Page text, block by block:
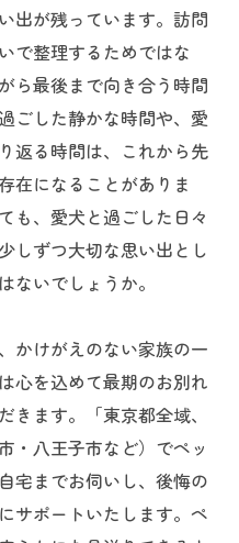
出が残っています。訪問
で整理するためではな
ら最後まで向き合う時間
ごした静かな時間や、愛
返る時間は、これから先
在になることがありま
も、愛犬と過ごした日々
しずつ大切な思い出とし
ないでしょうか。
かけがえのない家族の一
心を込めて最期のお別れ
きます。「東京都全域、
・八王子市など）でペッ
宅までお伺いし、後悔の
サポートいたします。ペ